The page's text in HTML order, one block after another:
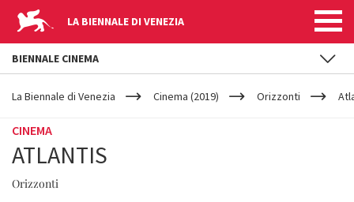
LA BIENNALE DI VENEZIA
YOUR
ARE
La Biennale di Venezia Cinema (2019) Orizzonti
CINEMA
ATLANTIS
Orizzonti
BIENNALE CINEMA